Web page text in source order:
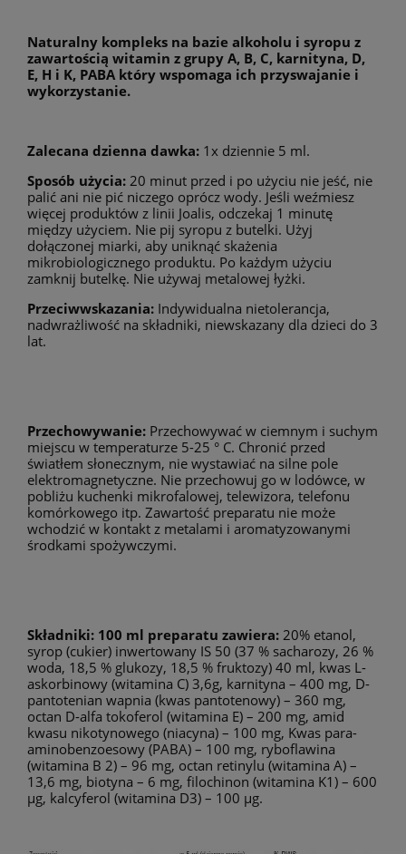
Naturalny kompleks na bazie alkoholu i syropu z
zawartością witamin z grupy A, B, C, karnityna, D,
E, H i K, PABA który wspomaga ich przyswajanie i
wykorzystanie.
Zalecana dzienna dawka: 1x dziennie 5 ml.
Sposób użycia: 20 minut przed i po użyciu nie jeść, nie
palić ani nie pić niczego oprócz wody. Jeśli weźmiesz
więcej produktów z linii Joalis, odczekaj 1 minutę
między użyciem. Nie pij syropu z butelki. Użyj
dołączonej miarki, aby uniknąć skażenia
mikrobiologicznego produktu. Po każdym użyciu
zamknij butelkę. Nie używaj metalowej łyżki.
Przeciwwskazania: Indywidualna nietolerancja,
nadwrażliwość na składniki, niewskazany dla dzieci do 3
lat.
Przechowywanie: Przechowywać w ciemnym i suchym
miejscu w temperaturze 5-25 ° C. Chronić przed
światłem słonecznym, nie wystawiać na silne pole
elektromagnetyczne. Nie przechowuj go w lodówce, w
pobliżu kuchenki mikrofalowej, telewizora, telefonu
komórkowego itp. Zawartość preparatu nie może
wchodzić w kontakt z metalami i aromatyzowanymi
środkami spożywczymi.
Składniki: 100 ml preparatu zawiera: 20% etanol,
syrop (cukier) inwertowany IS 50 (37 % sacharozy, 26 %
woda, 18,5 % glukozy, 18,5 % fruktozy) 40 ml, kwas L-
askorbinowy (witamina C) 3,6g, karnityna – 400 mg, D-
pantotenian wapnia (kwas pantotenowy) – 360 mg,
octan D-alfa tokoferol (witamina E) – 200 mg, amid
kwasu nikotynowego (niacyna) – 100 mg, Kwas para-
aminobenzoesowy (PABA) – 100 mg, ryboflawina
(witamina B 2) – 96 mg, octan retinylu (witamina A) –
13,6 mg, biotyna – 6 mg, filochinon (witamina K1) – 600
µg, kalcyferol (witamina D3) – 100 µg.